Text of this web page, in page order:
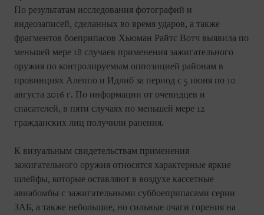
По результатам исследования фотографий и
видеозаписей, сделанных во время ударов, а также
фрагментов боеприпасов Хьюман Райтс Вотч выявила по
меньшей мере 18 случаев применения зажигательного
оружия по контролируемым оппозицией районам в
провинциях Алеппо и Идлиб за период с 5 июня по 10
августа 2016 г. По информации от очевидцев и
спасателей, в пяти случаях по меньшей мере 12
гражданских лиц получили ранения.
К визуальным свидетельствам применения
зажигательного оружия относятся характерные яркие
шлейфы, которые оставляют в воздухе кассетные
авиабомбы с зажигательными суббоеприпасами серии
ЗАБ, а также небольшие, но сильные очаги горения на